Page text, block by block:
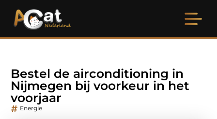
Bestel de airconditioning in
Nijmegen bij voorkeur in het
voorjaar
Energie